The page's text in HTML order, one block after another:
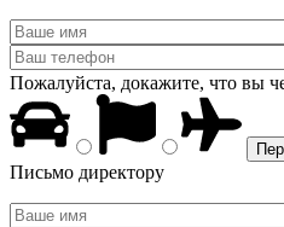
Пожалуйста, докажите, что вы
Письмо директору